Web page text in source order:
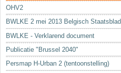
Cartografie
Studies en publicaties
Sleutelwoorden
Stedenbouwkundige inlichtingen
OHV2
BWLKE 2 mei 2013 Belgisch Staatsblad
BWLKE - Verklarend document
Publicatie "Brussel 2040"
Persmap H-Urban 2 (tentoonstelling)